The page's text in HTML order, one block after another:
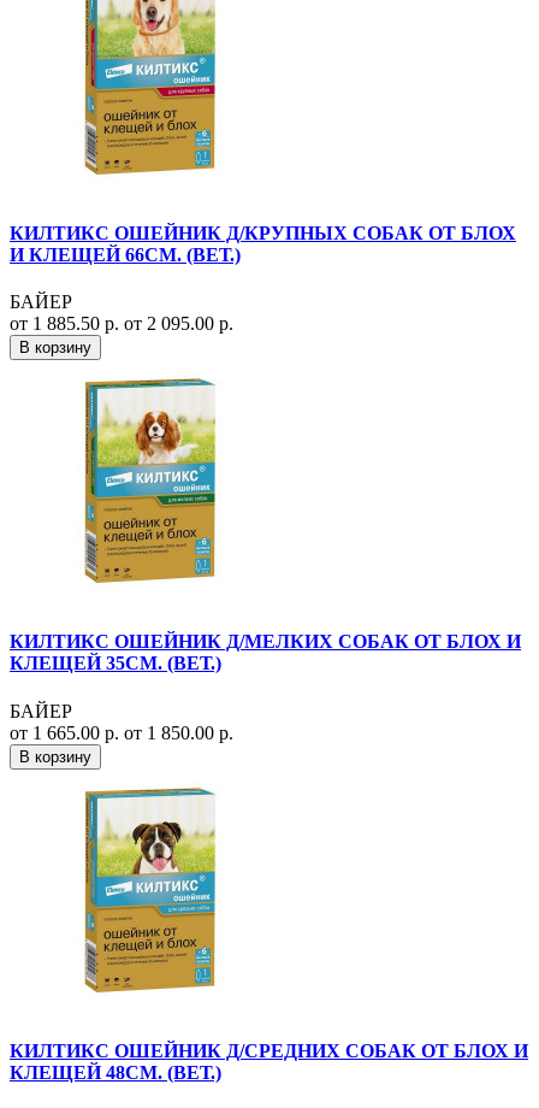
КИЛТИКС ОШЕЙНИК Д/КРУПНЫХ СОБАК ОТ БЛОХ
И КЛЕЩЕЙ 66СМ. (ВЕТ.)
БАЙЕР
от 1 885.50 р. от 2 095.00 р.
В корзину
КИЛТИКС ОШЕЙНИК Д/МЕЛКИХ СОБАК ОТ БЛОХ И
КЛЕЩЕЙ 35СМ. (ВЕТ.)
БАЙЕР
от 1 665.00 р. от 1 850.00 р.
В корзину
КИЛТИКС ОШЕЙНИК Д/СРЕДНИХ СОБАК ОТ БЛОХ И
КЛЕЩЕЙ 48СМ. (ВЕТ.)